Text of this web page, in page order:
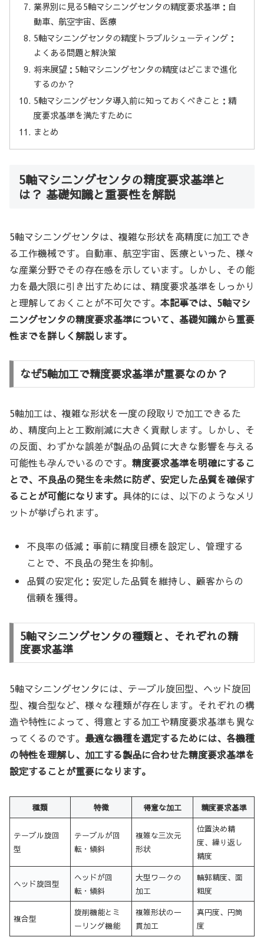
業界別に見る5軸マシニングセンタの精度要求基準：自
動車、航空宇宙、医療
5軸マシニングセンタの精度トラブルシューティング：
よくある問題と解決策
将来展望：5軸マシニングセンタの精度はどこまで進化
するのか？
5軸マシニングセンタ導入前に知っておくべきこと：精
度要求基準を満たすために
まとめ
5軸マシニングセンタの精度要求基準と
は？ 基礎知識と重要性を解説
5軸マシニングセンタは、複雑な形状を高精度に加工でき
る工作機械です。自動車、航空宇宙、医療といった、様々
な産業分野でその存在感を示しています。しかし、その能
力を最大限に引き出すためには、精度要求基準をしっかり
と理解しておくことが不可欠です。 本記事では、5軸マシ
ニングセンタの精度要求基準について、基礎知識から重要
性までを詳しく解説します。
なぜ5軸加工で精度要求基準が重要なのか？
5軸加工は、複雑な形状を一度の段取りで加工できるた
め、精度向上と工数削減に大きく貢献します。しかし、そ
の反面、わずかな誤差が製品の品質に大きな影響を与える
可能性も孕んでいるのです。 精度要求基準を明確にするこ
とで、不良品の発生を未然に防ぎ、安定した品質を確保す
ることが可能になります。 具体的には、以下のようなメリ
ットが挙げられます。
不良率の低減：事前に精度目標を設定し、管理する
ことで、不良品の発生を抑制。
品質の安定化：安定した品質を維持し、顧客からの
信頼を獲得。
5軸マシニングセンタの種類と、それぞれの精
度要求基準
5軸マシニングセンタには、テーブル旋回型、ヘッド旋回
型、複合型など、様々な種類が存在します。それぞれの構
造や特性によって、得意とする加工や精度要求基準も異な
ってくるのです。 最適な機種を選定するためには、各機種
の特性を理解し、加工する製品に合わせた精度要求基準を
設定することが重要になります。
種類 特徴 得意な加工 精度要求基準
テーブル旋回
型
テーブルが回
転・傾斜
複雑な三次元
形状
位置決め精
度、繰り返し
精度
ヘッド旋回型
ヘッドが回
転・傾斜
大型ワークの
加工
輪郭精度、面
粗度
複合型
旋削機能とミ
ーリング機能
複雑形状の一
貫加工
真円度、円筒
度